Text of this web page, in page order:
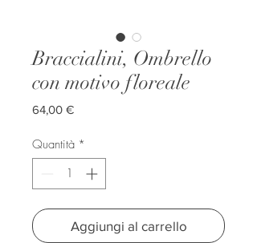
Braccialini, Ombrello
con motivo floreale
64,00 €Prezzo
Quantità *
Aggiungi al carrello